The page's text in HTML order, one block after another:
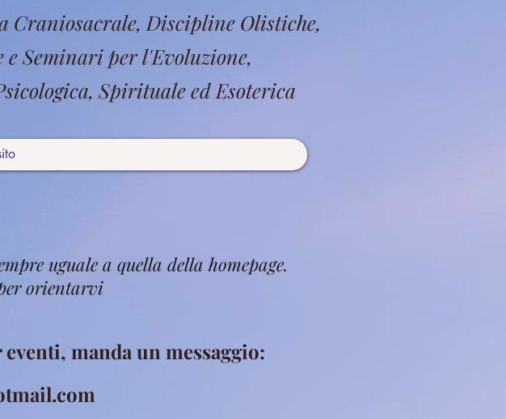
Craniosacrale, Discipline Olistiche,
e Seminari per l'Evoluzione,
Spirituale ed Esoterica
manda un messaggio:
uguale a quella della homepage.
orientarvi